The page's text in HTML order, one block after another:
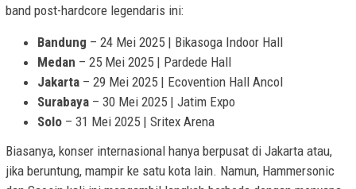
band post-hardcore legendaris ini:
Bandung – 24 Mei 2025 | Bikasoga Indoor Hall
Medan – 25 Mei 2025 | Pardede Hall
Jakarta – 29 Mei 2025 | Ecovention Hall Ancol
Surabaya – 30 Mei 2025 | Jatim Expo
Solo – 31 Mei 2025 | Sritex Arena
Biasanya, konser internasional hanya berpusat di Jakarta atau,
jika beruntung, mampir ke satu kota lain. Namun, Hammersonic